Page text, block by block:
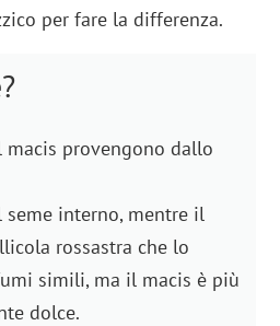
per fare la differenza.
macis provengono dallo
seme interno, mentre il
rossastra che lo
simili, ma il macis è più
dolce.